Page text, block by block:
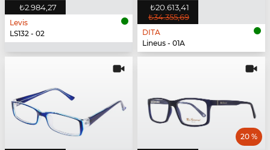
₺2.984,27
Levis
LS132 - 02
₺20.613,41
₺34.355,69
DITA
Lineus - 01A
20 %